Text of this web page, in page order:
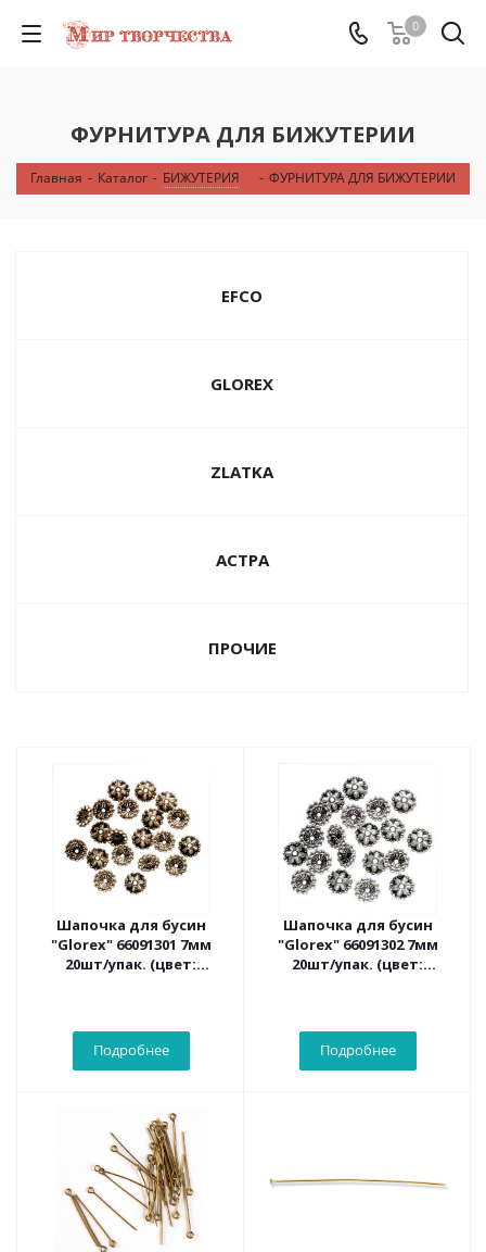
0
ФУРНИТУРА ДЛЯ БИЖУТЕРИИ
Главная - Каталог - БИЖУТЕРИЯ - ФУРНИТУРА ДЛЯ БИЖУТЕРИИ
EFCO
GLOREX
ZLATKA
АСТРА
ПРОЧИЕ
Шапочка для бусин
"Glorex" 66091301 7мм
20шт/упак. (цвет:
Подробнее
Шапочка для бусин
"Glorex" 66091302 7мм
20шт/упак. (цвет:
Подробнее